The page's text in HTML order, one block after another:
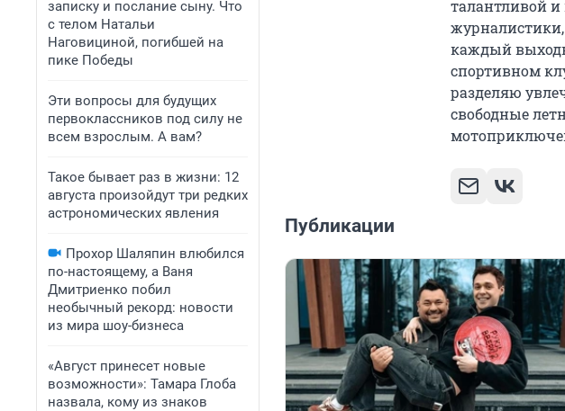
записку и послание сыну. Что
с телом Натальи
Наговициной, погибшей на
пике Победы
Эти вопросы для будущих
первоклассников под силу не
всем взрослым. А вам?
Такое бывает раз в жизни: 12
августа произойдут три редких
астрономических явления
Прохор Шаляпин влюбился
по-настоящему, а Ваня
Дмитриенко побил
необычный рекорд: новости
из мира шоу-бизнеса
«Август принесет новые
возможности»: Тамара Глоба
назвала, кому из знаков
талантливой
каждый
спортивном
разделяю
свободные
Публикации